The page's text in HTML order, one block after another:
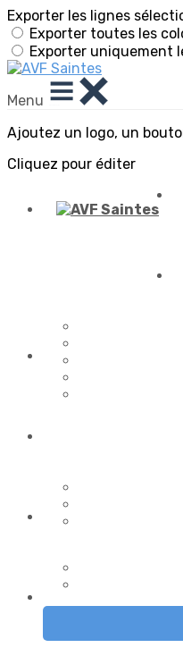
Exporter les lignes
Exporter toutes les
Exporter uniquement
Menu
Ajoutez un logo, un
Cliquez pour éditer